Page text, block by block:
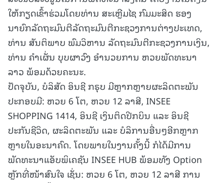
ໃຫ້ກຽດເຂົ້າຮ່ວມໂດຍທ່ານ ສະເຫຼີມໄຊ ກົມມະສິດ ຮອງ
ນາຍົກລັດຖະມົນຕີລັດຖະມົນຕີກະຊວງການຕ່າງປະເທດ,
ທ່ານ ສັນຕິພາບ ພົມວິຫານ ລັດຖະມົນຕີກະຊວງການເງິນ,
ທ່ານ ຄຳເຜັ່ນ ບຸບຜາວົງ ອຳນວຍການ ຫວຍພັດທະນາ
ລາວ ພ້ອມດ້ວຍຄະນະ.
ປັດຈຸບັນ, ບໍລິສັດ ອິນຊີ ກຣຸບ ມີຫຼາກຫຼາຍຜະລິດຕະພັນ
ປະກອບມີ: ຫວຍ 6 ໂຕ, ຫວຍ 12 ລາສີ, INSEE
SHOPPING 1414, ອິນຊີ ເງິນຕິດປີກບິນ ແລະ ອິນຊີ
ປະກັນຊີວິດ, ຜະລິດຕະພັນ ແລະ ບໍລິການອື່ນໆອີກຫຼາກ
ຫຼາຍໃນອະນາຄົດ. ໂດຍພາຍໃນງານຄັ້ງນີ້ ກໍໄດ້ມີການ
ພັດທະນາແອັບພິເຄຊັນ INSEE HUB ພ້ອມທັງ Option
ຫຼັກທີ່ໜ້າສົນໃຈ ເຊັ່ນ: ຫວຍ 6 ໂຕ, ຫວຍ 12 ລາສີ ການ